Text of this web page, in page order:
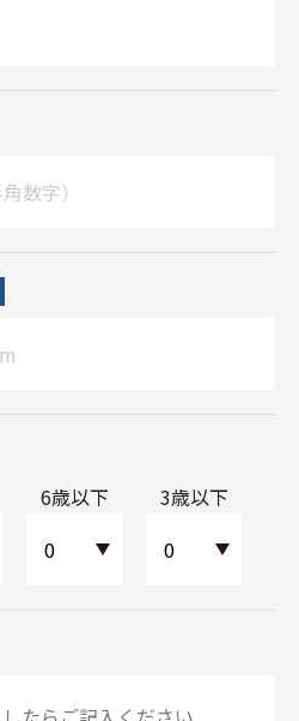
6歳以下 3歳以下